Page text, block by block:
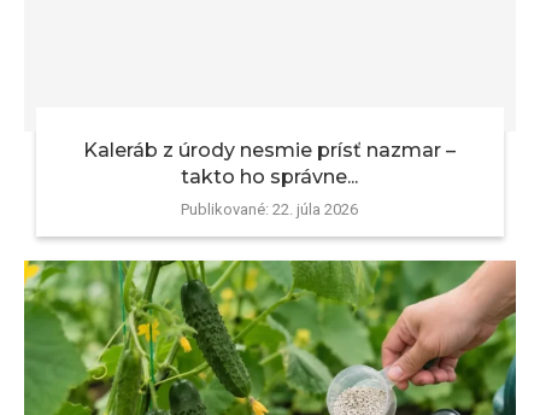
Kaleráb z úrody nesmie prísť nazmar –
takto ho správne...
Publikované: 22. júla 2026